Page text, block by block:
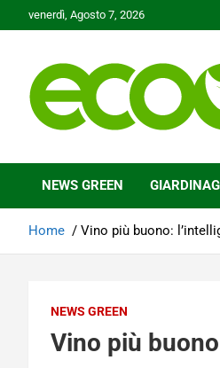
to
venerdì, Agosto 7, 2026
Ecoo.it
NEWS GREEN
Home Vino più buono:
NEWS GREEN
Vino più